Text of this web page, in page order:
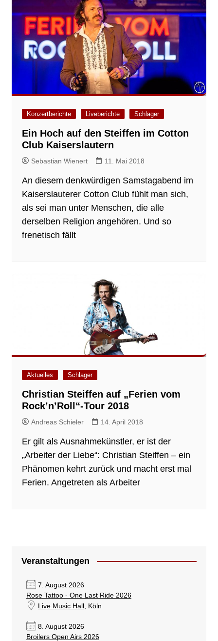
Konzertberichte Liveberichte Schlager
Ein Hoch auf den Steiffen im Cotton
Club Kaiserslautern
Sebastian Wienert 11. Mai 2018
An diesem denkwürdigen Samstagabend im
Kaiserslauterer Cotton Club fühlt man sich,
als sei man unter Menschen, die alle
derselben Religion angehören. Und so
frenetisch fällt
Aktuelles Schlager
Christian Steiffen auf „Ferien vom
Rock’n’Roll“-Tour 2018
Andreas Schieler 14. April 2018
Er gilt als Ausnahmekünstler, er ist der
„Arbeiter der Liebe“: Christian Steiffen – ein
Phänomen kehrt zurück und macht erst mal
Ferien. Angetreten als Arbeiter
Veranstaltungen
7. August 2026
Rose Tattoo - One Last Ride 2026
Live Music Hall, Köln
8. August 2026
Broilers Open Airs 2026